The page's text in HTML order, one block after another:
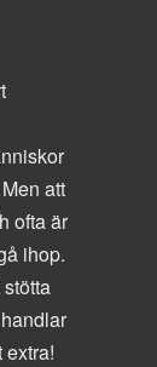
att
ofta är
ihop.
extra!